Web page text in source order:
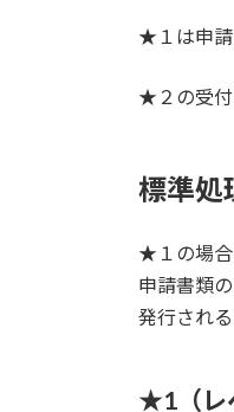
★１は申請
★２の受付
標準処
★１の場合
申請書類
発行され
★1（レ